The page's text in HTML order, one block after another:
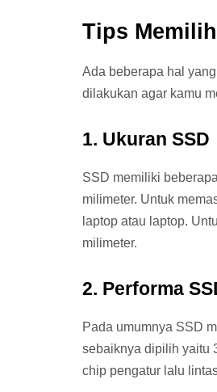
Tips
Ada beberapa hal
dilakukan agar kamu
1. Ukuran SSD
SSD memiliki
milimeter. Untuk
laptop atau laptop.
milimeter.
2. Performa
Pada umumnya SSD
sebaiknya dipilih yaitu
chip pengatur lalu